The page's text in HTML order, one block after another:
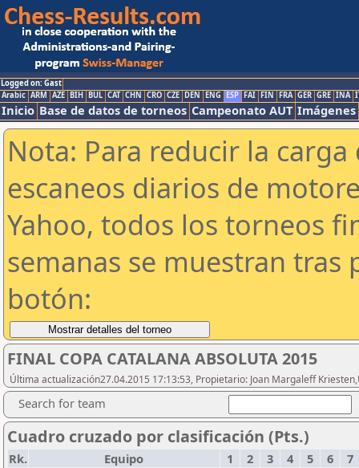
Logged on: Gast
Arabic ARM AZE BIH BUL CAT CHN CRO CZE DEN ENG ESP FAI FIN FRA GER GRE INA
Inicio Base de datos de torneos Campeonato AUT Imágenes
Nota: Para reducir la
escaneos diarios de
Yahoo, todos los torneos
semanas se muestran tras
botón:
FINAL COPA CATALANA ABSOLUTA 2015
Última actualización27.04.2015 17:13:53, Propietario: Joan Margaleff
Search for team
Cuadro cruzado por clasificación (Pts.)
Rk. Equipo 1 2 3 4 5 6
7